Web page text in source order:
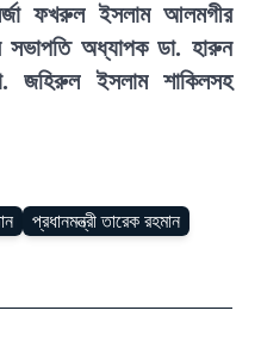
ফখরুল ইসলাম আলমগীর
সভাপতি অধ্যাপক ডা. হারুন
জহিরুল ইসলাম শাকিলসহ
প্রধানমন্ত্রী তারেক রহমান